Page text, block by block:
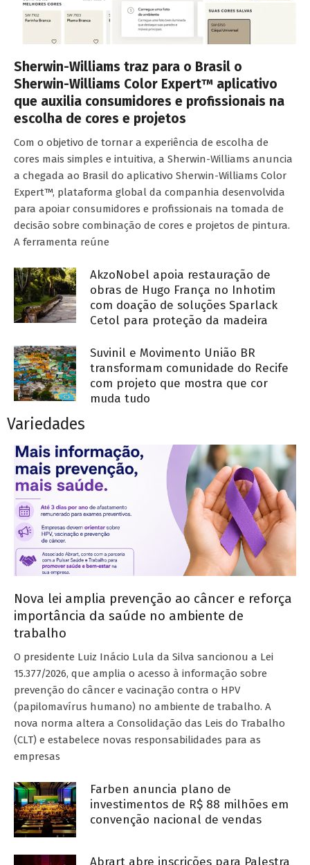
Sherwin-Williams traz para o Brasil o
Sherwin-Williams Color Expert™ aplicativo
que auxilia consumidores e profissionais na
escolha de cores e projetos
Com o objetivo de tornar a experiência de escolha de
cores mais simples e intuitiva, a Sherwin-Williams anuncia
a chegada ao Brasil do aplicativo Sherwin-Williams Color
Expert™, plataforma global da companhia desenvolvida
para apoiar consumidores e profissionais na tomada de
decisão sobre combinação de cores e projetos de pintura.
A ferramenta reúne
AkzoNobel apoia restauração de
obras de Hugo França no Inhotim
com doação de soluções Sparlack
Cetol para proteção da madeira
Suvinil e Movimento União BR
transformam comunidade do Recife
com projeto que mostra que cor
muda tudo
Variedades
Nova lei amplia prevenção ao câncer e reforça
importância da saúde no ambiente de
trabalho
O presidente Luiz Inácio Lula da Silva sancionou a Lei
15.377/2026, que amplia o acesso à informação sobre
prevenção do câncer e vacinação contra o HPV
(papilomavírus humano) no ambiente de trabalho. A
nova norma altera a Consolidação das Leis do Trabalho
(CLT) e estabelece novas responsabilidades para as
empresas
Farben anuncia plano de
investimentos de R$ 88 milhões em
convenção nacional de vendas